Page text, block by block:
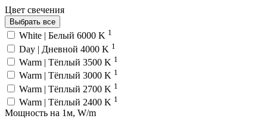
Цвет свечения
Выбрать все
White | Белый 6000 K 1
Day | Дневной 4000 K 1
Warm | Тёплый 3500 K 1
Warm | Тёплый 3000 K 1
Warm | Тёплый 2700 K 1
Warm | Тёплый 2400 K 1
Мощность на 1м, W/m